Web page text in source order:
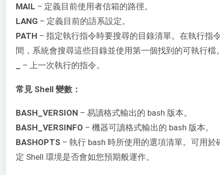
MAIL – 定義目前使用者信箱的路徑。
LANG – 定義目前的語系設定。
PATH – 指定執行指令時要搜尋的目錄清單。在執行指
間，系統會搜尋這些目錄並使用第一個找到的可執行檔
– 上一次執行的指令。
常見 Shell 變數：
BASH_VERSION – 易讀格式輸出的 bash 版本。
BASH_VERSINFO – 機器可讀格式輸出的 bash 版本。
BASHOPTS – 執行 bash 時所使用的選項清單。可用於
定 Shell 環境是否會如您預期般運作。